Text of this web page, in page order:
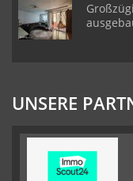
UNSERE